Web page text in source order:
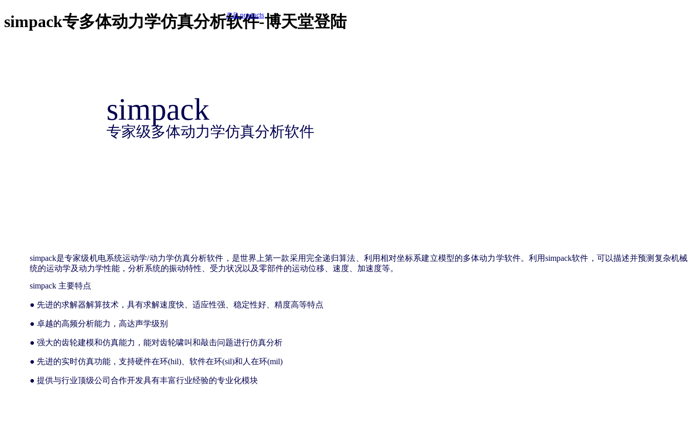
simpack专多体动力学仿真分析软件-博天堂登陆
产品 products
方案 solution
产品 products
simpack
专家级多体动力学仿真分析软件
simpack是专家级机电系统运动学/动力学仿真分析软件，是世界上第一款采用完全递归算法、利用相对坐标系建立模型的多体动力学软件。利用simpack软件，可以描述并预测复杂机
统的运动学及动力学性能，分析系统的振动特性、受力状况以及零部件的运动位移、速度、加速度等。
simpack 主要特点
● 先进的求解器解算技术，具有求解速度快、适应性强、稳定性好、精度高等特点
● 卓越的高频分析能力，高达声学级别
● 强大的齿轮建模和仿真能力，能对齿轮啸叫和敲击问题进行仿真分析
● 先进的实时仿真功能，支持硬件在环(hil)、软件在环(sil)和人在环(mil)
● 提供与行业顶级公司合作开发具有丰富行业经验的专业化模块